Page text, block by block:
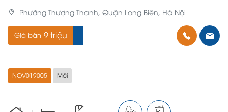
NOV019005 Mới
Phường Thượng Thanh, Quận Long Biên, Hà Nội
Giá bán 9 triệu